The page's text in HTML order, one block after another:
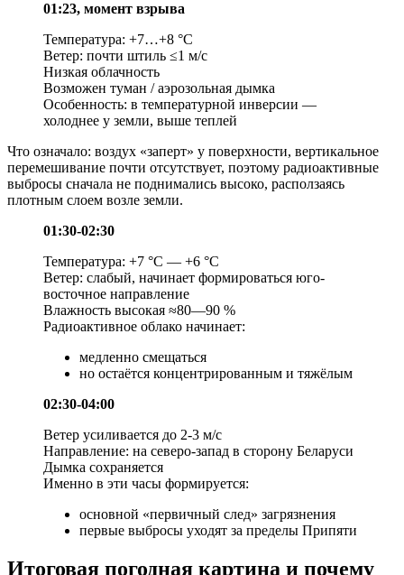
01:23, момент взрыва
Температура: +7…+8 °C
Ветер: почти штиль ≤1 м/с
Низкая облачность
Возможен туман / аэрозольная дымка
Особенность: в температурной инверсии —
холоднее у земли, выше теплей
Что означало: воздух «заперт» у поверхности, вертикальное
перемешивание почти отсутствует, поэтому радиоактивные
выбросы сначала не поднимались высоко, расползаясь
плотным слоем возле земли.
01:30-02:30
Температура: +7 °C — +6 °C
Ветер: слабый, начинает формироваться юго-
восточное направление
Влажность высокая ≈80—90 %
Радиоактивное облако начинает:
медленно смещаться
но остаётся концентрированным и тяжёлым
02:30-04:00
Ветер усиливается до 2-3 м/с
Направление: на северо-запад в сторону Беларуси
Дымка сохраняется
Именно в эти часы формируется:
основной «первичный след» загрязнения
первые выбросы уходят за пределы Припяти
Итоговая погодная картина и почему